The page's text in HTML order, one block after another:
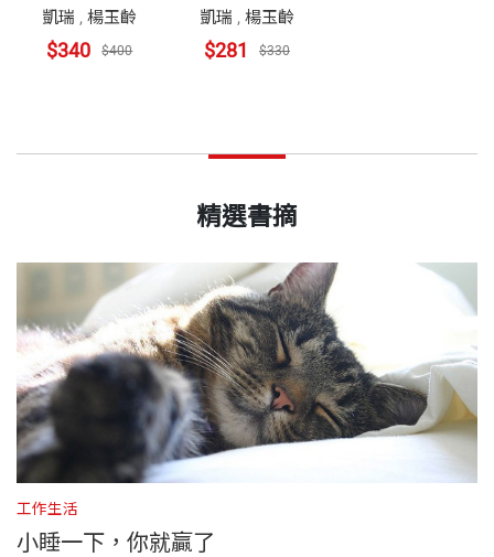
凱瑞 ,楊玉齡
$340 $400
凱瑞 , 楊玉齡
$281 $330
精選書摘
工作生活
小睡一下，你就贏了